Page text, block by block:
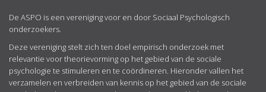
De ASPO is een vereniging voor en door Sociaal Psychologisch
onderzoekers.
Deze vereniging stelt zich ten doel empirisch onderzoek met
relevantie voor theorievorming op het gebied van de sociale
psychologie te stimuleren en te coördineren. Hieronder vallen het
verzamelen en verbreiden van kennis op het gebied van de sociale